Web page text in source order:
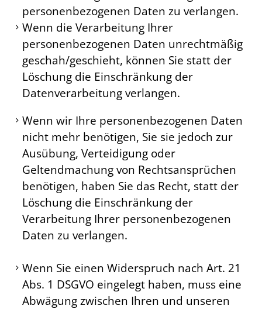
personenbezogenen Daten zu verlangen.
Wenn die Verarbeitung Ihrer
personenbezogenen Daten unrechtmäßig
geschah/geschieht, können Sie statt der
Löschung die Einschränkung der
Datenverarbeitung verlangen.
Wenn wir Ihre personenbezogenen Daten
nicht mehr benötigen, Sie sie jedoch zur
Ausübung, Verteidigung oder
Geltendmachung von Rechtsansprüchen
benötigen, haben Sie das Recht, statt der
Löschung die Einschränkung der
Verarbeitung Ihrer personenbezogenen
Daten zu verlangen.
Wenn Sie einen Widerspruch nach Art. 21
Abs. 1 DSGVO eingelegt haben, muss eine
Abwägung zwischen Ihren und unseren